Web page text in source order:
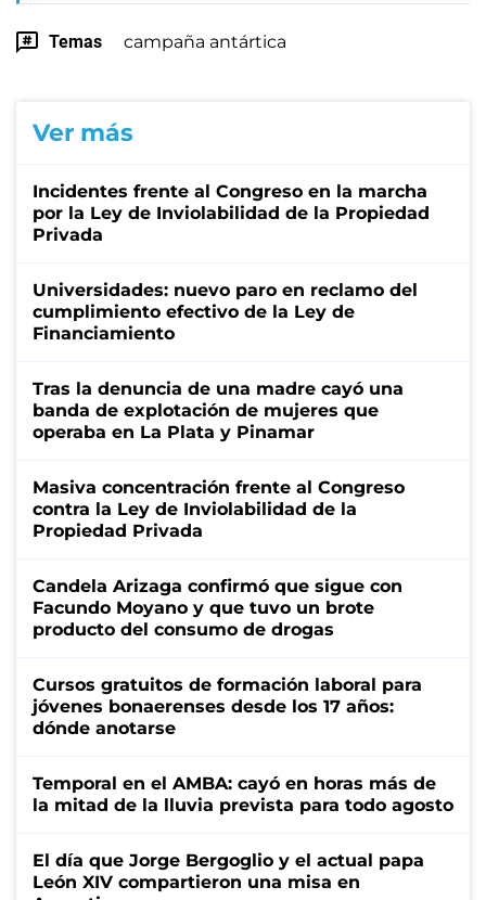
Temas campaña antártica
Ver más
Incidentes frente al Congreso en la marcha
por la Ley de Inviolabilidad de la Propiedad
Privada
Universidades: nuevo paro en reclamo del
cumplimiento efectivo de la Ley de
Financiamiento
Tras la denuncia de una madre cayó una
banda de explotación de mujeres que
operaba en La Plata y Pinamar
Masiva concentración frente al Congreso
contra la Ley de Inviolabilidad de la
Propiedad Privada
Candela Arizaga confirmó que sigue con
Facundo Moyano y que tuvo un brote
producto del consumo de drogas
Cursos gratuitos de formación laboral para
jóvenes bonaerenses desde los 17 años:
dónde anotarse
Temporal en el AMBA: cayó en horas más de
la mitad de la lluvia prevista para todo agosto
El día que Jorge Bergoglio y el actual papa
León XIV compartieron una misa en